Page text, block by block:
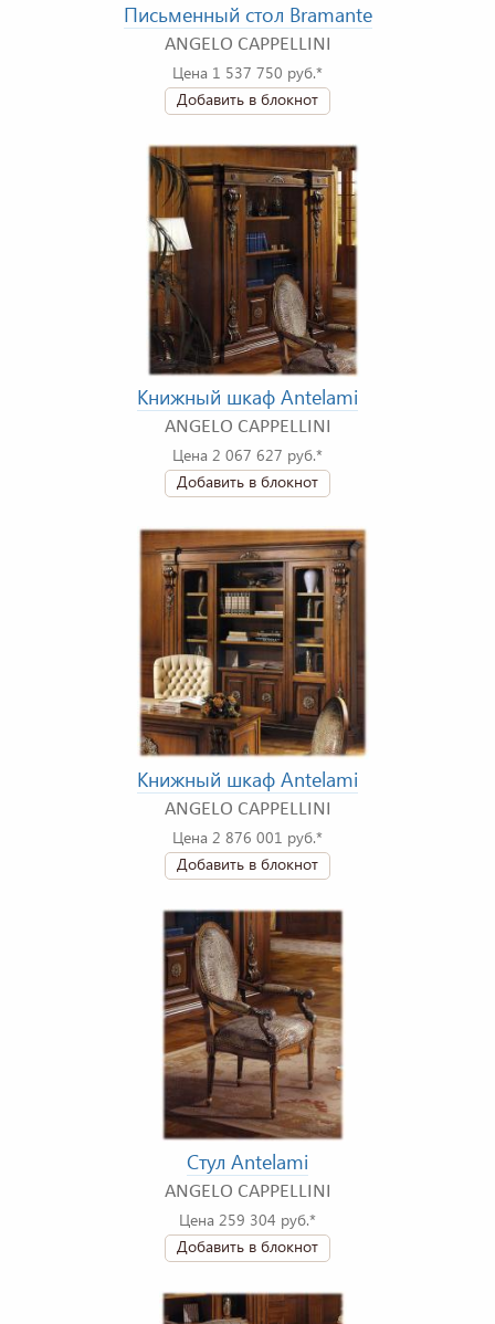
Письменный стол Bramante
ANGELO CAPPELLINI
Цена 1 537 750 руб.*
Добавить в блокнот
Книжный шкаф Antelami
ANGELO CAPPELLINI
Цена 2 067 627 руб.*
Добавить в блокнот
Книжный шкаф Antelami
ANGELO CAPPELLINI
Цена 2 876 001 руб.*
Добавить в блокнот
Стул Antelami
ANGELO CAPPELLINI
Цена 259 304 руб.*
Добавить в блокнот